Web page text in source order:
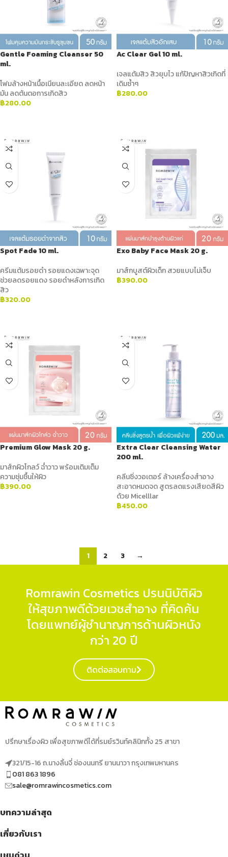
Gentle Foaming Cleanser 50
ml.
โฟมล้างหน้าเนื้อเนียนละเอียด ลดหน้า
มัน ลดต้นตอการเกิดสิว
฿280.00
Ac Clear Gel 10 ml.
เจลแต้มสิว สิวยุบไว แก้ปัญหาสิวเกิดที่
เดิมซ้ำๆ
฿280.00
Spot Fade 10 ml.
ครีมแต้มรอยดำ รอยแดงเฉพาะจุด
ช่วยลดรอยแดง รอยดำหลังการเกิด
สิว
฿320.00
Exo Baby Face Mask 20 g.
มาส์กบูสต์ผิวเด็ก สวยแบบไม่เจ็บ
฿390.00
Premium Glow Mask 20 g.
มาส์กผิวโกลว์ ฉ่ำวาว พร้อมเติมเต็ม
ความชุ่มชื้นให้ผิว
฿390.00
Extra Clear Cleansing Water
200 ml.
คลีนซิ่งวอเตอร์ ล้างเครื่องสำอาง
สะอาดหมดจด สูตรลดแรงเสียดสีผิว
ด้วย Micelllar
฿450.00
1 2 3 →
Romrawin Cosmetics ปรนนิบัติผิว
ให้สุขภาพดีด้วยเวชสำอาง ที่คิดค้น
โดยแพทย์ผู้ชำนาญการด้านผิวหนัง
กว่า 20 ปี
ติดต่อสอบถาม
ปรึกษาเรื่องผิว เพื่อสุขภาพดีได้ที่รมย์รวินท์คลินิกทั้ง 25 สาขา
321/15-16 ถ.นางลิ้นจี่ ช่องนนทรี ยานนาวา กรุงเทพมหานคร
081 863 1896
sale@romrawincosmetics.com
บทความล่าสุด
เกี่ยวกับเรา